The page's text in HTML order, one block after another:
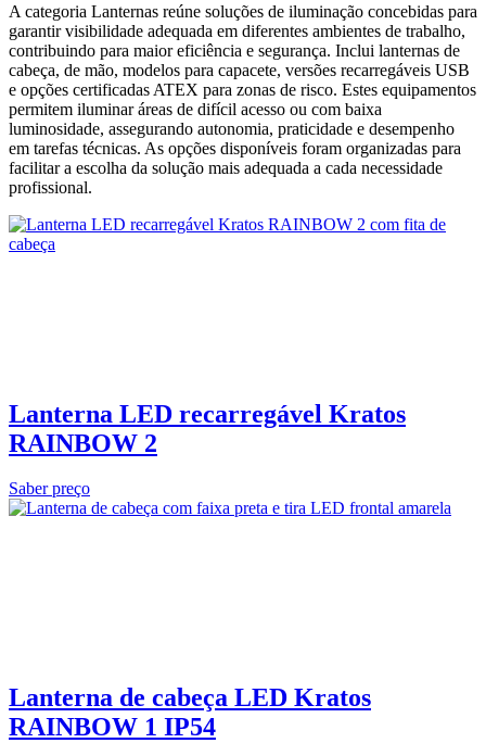
A categoria Lanternas reúne soluções de iluminação concebidas para
garantir visibilidade adequada em diferentes ambientes de trabalho,
contribuindo para maior eficiência e segurança. Inclui lanternas de
cabeça, de mão, modelos para capacete, versões recarregáveis USB
e opções certificadas ATEX para zonas de risco. Estes equipamentos
permitem iluminar áreas de difícil acesso ou com baixa
luminosidade, assegurando autonomia, praticidade e desempenho
em tarefas técnicas. As opções disponíveis foram organizadas para
facilitar a escolha da solução mais adequada a cada necessidade
profissional.
Lanterna LED recarregável Kratos
RAINBOW 2
Saber preço
Lanterna de cabeça LED Kratos
RAINBOW 1 IP54